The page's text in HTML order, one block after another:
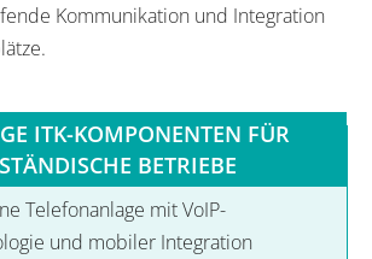
Kommunikation und Integration
ITK-KOMPONENTEN FÜR
BETRIEBE
Telefonanlage mit VoIP-
und mobiler Integration